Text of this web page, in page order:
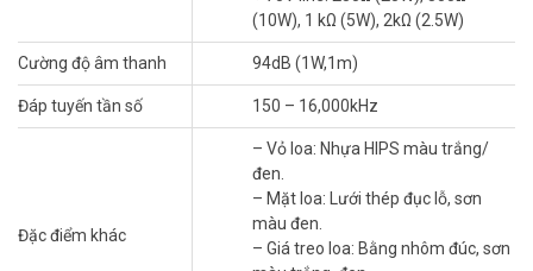
(10W), 1 kΩ (5W), 2kΩ (2.5W)
Cường độ âm thanh 94dB (1W,1m)
Đáp tuyến tần số 150 – 16,000kHz
Đặc điểm khác
– Vỏ loa: Nhựa HIPS màu trắng/
đen.
– Mặt loa: Lưới thép đục lỗ, sơn
màu đen.
– Giá treo loa: Bằng nhôm đúc, sơn